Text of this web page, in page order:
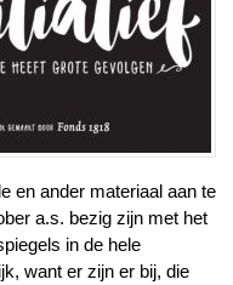
en ander materiaal aan te
a.s. bezig zijn met het
in de hele
want er zijn er bij, die